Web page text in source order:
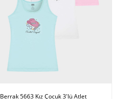
Berrak 5663 Kız Çocuk 3'lü Atlet